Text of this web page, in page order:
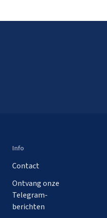
Info
Contact
Ontvang onze
Telegram-
berichten